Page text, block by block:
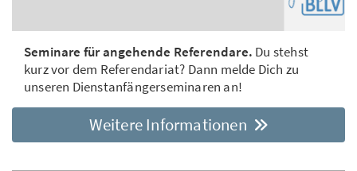
Seminare für angehende Referendare. Du stehst
kurz vor dem Referendariat? Dann melde Dich zu
unseren Dienstanfängerseminaren an!
Weitere Informationen